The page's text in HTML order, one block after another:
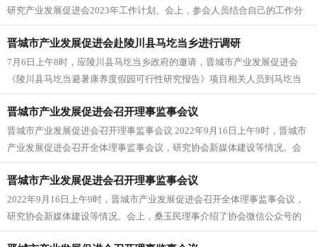
研究产业发展促进会2023年工作计划。会上，参会人员结合自己的工作分
工，...
晋城市产业发展促进会赴陵川县马圪当乡进行调研
7月6日上午8时，应陵川县马圪当乡政府的邀请，晋城市产业发展促进会
《陵川县马圪当避暑康养度假园可行性研究报告》项目相关人员到马圪当
乡进行实地考察调研。 《...
晋城市产业发展促进会召开理事监事会议
晋城市产业发展促进会召开理事监事会议 2022年9月16日上午9时，晋城市
产业发展促进会召开全体理事监事会议，研究协会新媒体建设等情况。会
上，桑玉民理事介绍了协...
晋城市产业发展促进会召开理事监事会议
2022年9月16日上午9时，晋城市产业发展促进会召开全体理事监事会议，
研究协会新媒体建设等情况。会上，桑玉民理事介绍了协会微信公众号的
申办与建设进展情况，连...